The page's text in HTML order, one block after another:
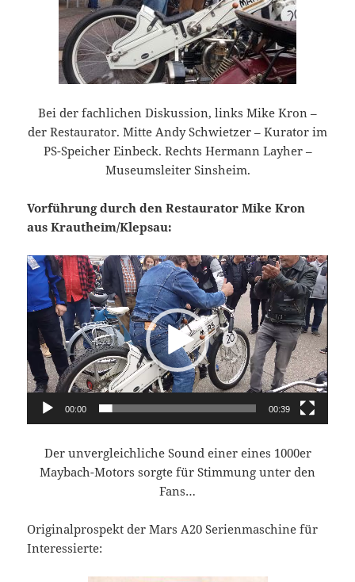
Bei der fachlichen Diskussion, links Mike Kron –
der Restaurator. Mitte Andy Schwietzer – Kurator im
PS-Speicher Einbeck. Rechts Hermann Layher –
Museumsleiter Sinsheim.
Vorführung durch den Restaurator Mike Kron
aus Krautheim/Klepsau:
Video-
Player
00:00 00:39
Der unvergleichliche Sound einer eines 1000er
Maybach-Motors sorgte für Stimmung unter den
Fans…
Originalprospekt der Mars A20 Serienmaschine für
Interessierte: